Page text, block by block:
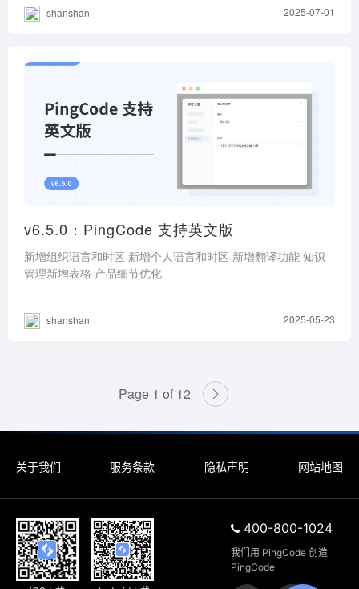
shanshan 2025-07-01
v6.5.0：PingCode 支持英文版
新增组织语言和时区 新增个人语言和时区 新增翻译功能 知识
管理新增表格 产品细节优化
shanshan 2025-05-23
Page 1 of 12
关于我们 服务条款 隐私声明 网站地图
400-800-1024
我们用 PingCode 创造
PingCode